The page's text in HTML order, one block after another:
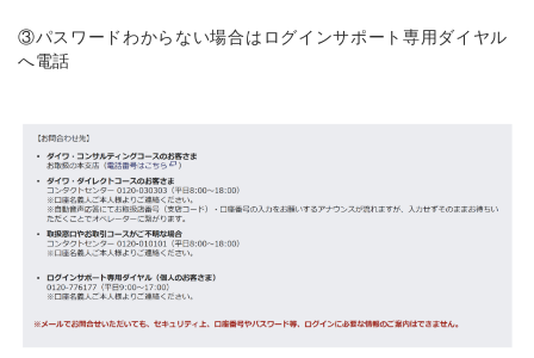
③パスワードわからない場合はログインサポート専用ダイヤル
へ電話